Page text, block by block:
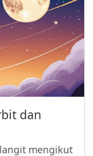
dan
mengikut